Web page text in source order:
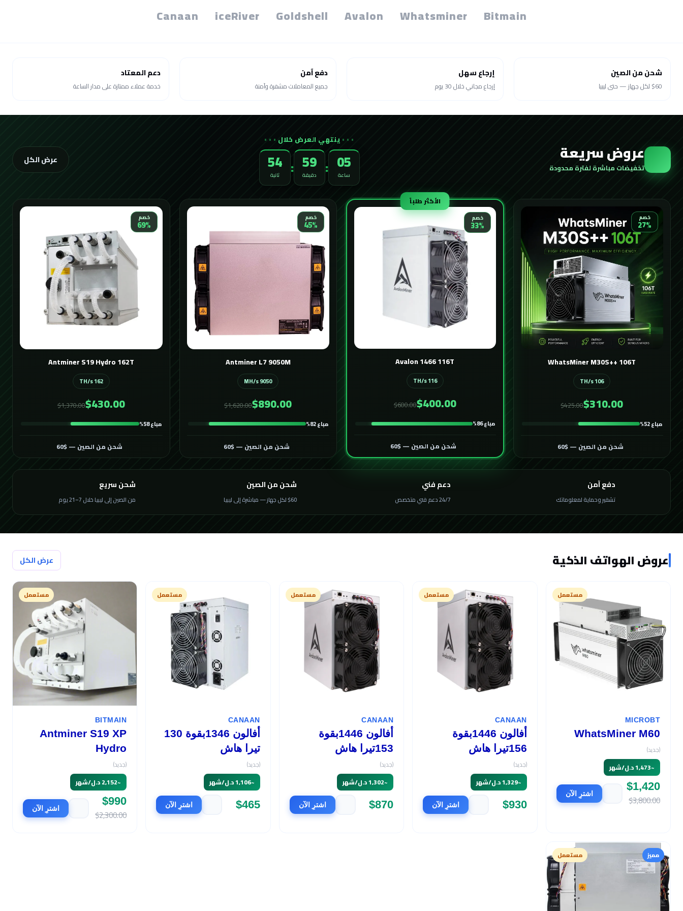
Bitmain
Whatsminer
Avalon
Goldshell
iceRiver
Canaan
شحن من الصين
$60 لكل جهاز — حتى ليبيا
إرجاع سهل
إرجاع مجاني خلال 30 يوم
دفع آمن
جميع المعاملات مشفرة وآمنة
دعم المعتاد
خدمة عملاء ممتازة على مدار الساعة
عروض سريعة
تخفيضات مباشرة لفترة محدودة
ينتهي العرض خلال
05
ساعة :
59
دقيقة :
52
ثانية
عرض الكل
خصم
27%
WhatsMiner M30S++ 106T
106 TH/s
$310.00
$425.00
مباع 52%
شحن من الصين — $60
الأكثر طلباً
خصم
33%
Avalon 1466 116T
116 TH/s
$400.00
$600.00
مباع 86%
شحن من الصين — $60
خصم
45%
Antminer L7 9050M
9050 MH/s
$890.00
$1,620.00
مباع 82%
شحن من الصين — $60
خصم
69%
Antminer S19 Hydro 162T
162 TH/s
$430.00
$1,370.00
مباع 58%
شحن من الصين — $60
دفع آمن
تشفير وحماية لمعلوماتك
دعم فني
24/7 دعم فني متخصص
شحن من الصين
$60 لكل جهاز — مباشرة إلى ليبيا
شحن سريع
من الصين إلى ليبيا خلال 7–21 يوم
عروض الهواتف الذكية عرض الكل
مستعمل
MICROBT
WhatsMiner M60
(جديد)
~1,473 د.ل/شهر
$1,420
$3,800.00 اشترِ الآن
مستعمل
CANAAN
أفالون 1446بقوة
156تيرا هاش
(جديد)
~1,329 د.ل/شهر
$930 اشترِ الآن
مستعمل
CANAAN
أفالون 1446بقوة
153تيرا هاش
(جديد)
~1,302 د.ل/شهر
$870 اشترِ الآن
مستعمل
CANAAN
أفالون 1346بقوة 130
تيرا هاش
(جديد)
~1,106 د.ل/شهر
$465 اشترِ الآن
مستعمل
BITMAIN
Antminer S19 XP
Hydro
(جديد)
~2,152 د.ل/شهر
$990
$2,300.00 اشترِ الآن
مميز مستعمل